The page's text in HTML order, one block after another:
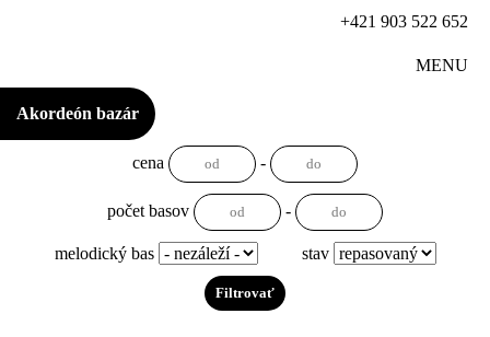
+421 903 522 652
MENU
Akordeón bazár
cena -
počet basov -
melodický bas stav